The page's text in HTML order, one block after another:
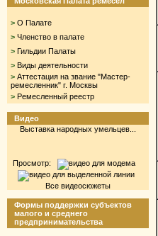
> О Палате
> Членство в палате
> Гильдии Палаты
> Виды деятельности
> Аттестация на звание "Мастер-
ремесленник" г. Москвы
> Ремесленный реестр
Видео
Выставка народных умельцев...
Просмотр:
Все видеосюжеты
Формы поддержки субъектов
малого и среднего
предпринимательства